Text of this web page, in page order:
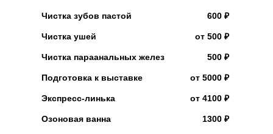
Экспресс-линька
Подготовка к выставке
Чистка параанальных желез
Чистка ушей
Чистка зубов пастой
Озоновая ванна
600 ₽
от 500 ₽
500 ₽
от 5000 ₽
от 4100 ₽
1300 ₽